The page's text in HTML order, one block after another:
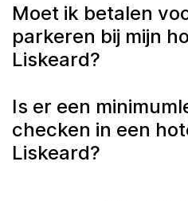
Moet ik betalen
parkeren bij mijn
Liskeard?
Is er een
checken in een
Liskeard?